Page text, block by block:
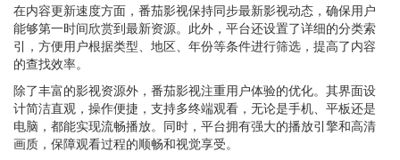
在内容更新速度方面，番茄影视保持同步最新影视动态，确保用户
能够第一时间欣赏到最新资源。此外，平台还设置了详细的分类索
引，方便用户根据类型、地区、年份等条件进行筛选，提高了内容
的查找效率。
除了丰富的影视资源外，番茄影视注重用户体验的优化。其界面设
计简洁直观，操作便捷，支持多终端观看，无论是手机、平板还是
电脑，都能实现流畅播放。同时，平台拥有强大的播放引擎和高清
画质，保障观看过程的顺畅和视觉享受。